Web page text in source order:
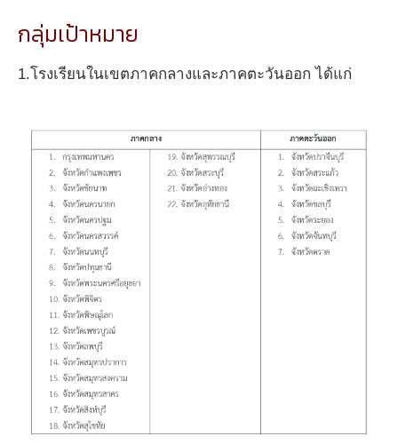
กลุ่มเป้าหมาย
1.โรงเรียนในเขตภาคกลางและภาคตะวันออก ได้แก่